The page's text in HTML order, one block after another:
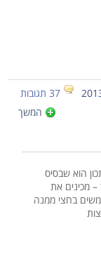
37 תגובות
המשך
הוא שבסיס
מכינים את
בחצי ממנה